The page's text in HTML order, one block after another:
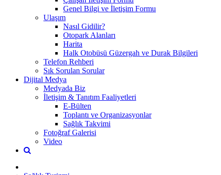
Genel Bilgi ve İletişim Formu
Ulaşım
Nasıl Gidilir?
Otopark Alanları
Harita
Halk Otobüsü Güzergah ve Durak Bilgileri
Telefon Rehberi
Sık Sorulan Sorular
Dijital Medya
Medyada Biz
İletişim & Tanıtım Faaliyetleri
E-Bülten
Toplantı ve Organizasyonlar
Sağlık Takvimi
Fotoğraf Galerisi
Video